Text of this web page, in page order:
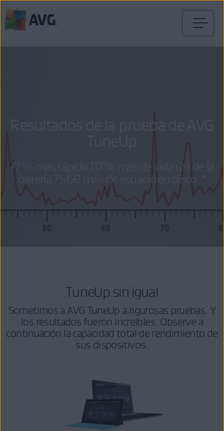
Resultados de la prueba de AVG
77 % más rápido 117 % más de vida útil de la
batería 75 GB más de espacio en disco.*
TuneUp sin igual
Sometimos a AVG TuneUp a rigurosas pruebas. Y
los resultados fueron increíbles. Observe a
continuación la capacidad total de rendimiento de
sus dispositivos.